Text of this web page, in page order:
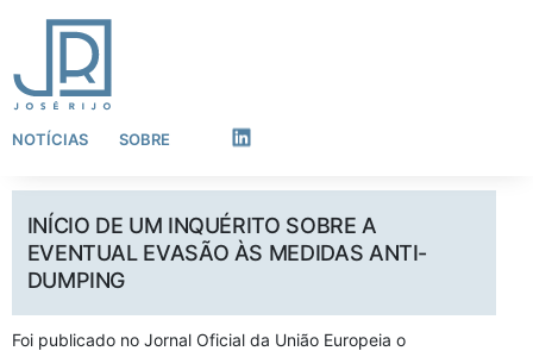
NOTÍCIAS SOBRE LinkedIn
INÍCIO DE UM INQUÉRITO SOBRE A
EVENTUAL EVASÃO ÀS MEDIDAS ANTI-
DUMPING
Foi publicado no Jornal Oficial da União Europeia o